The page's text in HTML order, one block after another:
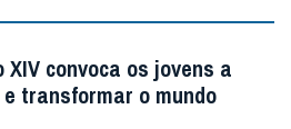
convoca os jovens a
transformar o mundo